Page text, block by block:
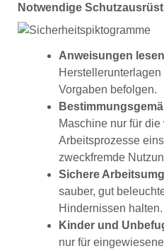
Notwendige
Anweisungen
Vorgaben befolgen.
Maschine nur für
Arbeitsprozesse
zweckfremde
Sichere
sauber, gut
Hindernissen halten.
Kinder und
nur für